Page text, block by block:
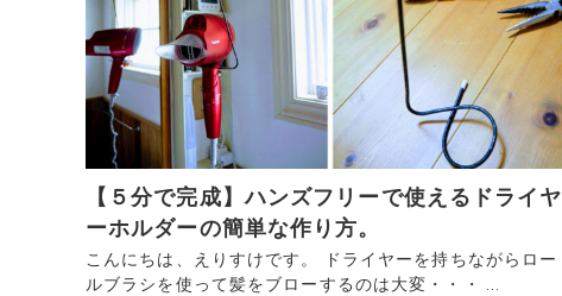
【５分で完成】ハンズフリーで使えるドライヤ
ーホルダーの簡単な作り方。
こんにちは、えりすけです。 ドライヤーを持ちながらロー
ルブラシを使って髪をブローするのは大変・・・ ...